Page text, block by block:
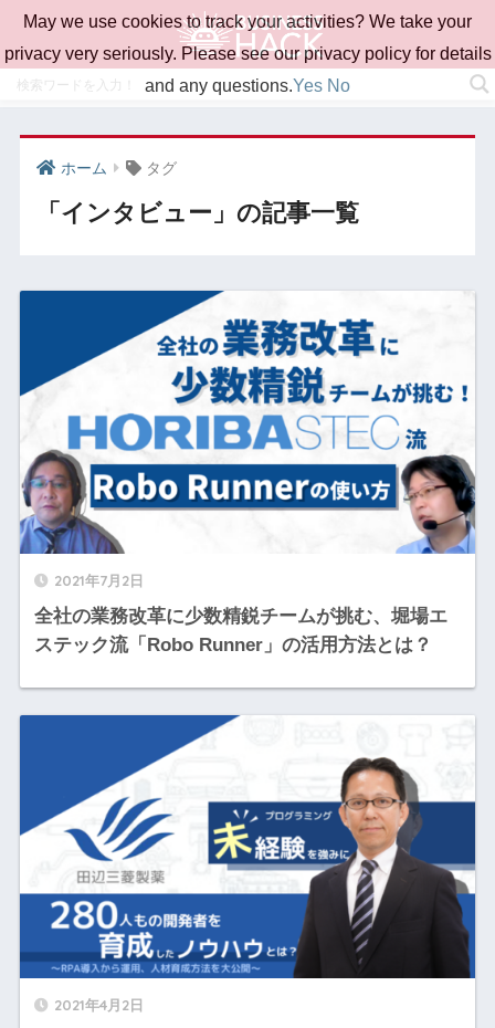
ホーム タグ
「インタビュー」の記事一覧
2021年7月2日
全社の業務改革に少数精鋭チームが挑む、堀場エ
ステック流「Robo Runner」の活用方法とは？
2021年4月2日
May we use cookies to track your activities? We take your
privacy very seriously. Please see our privacy policy for details
and any questions.Yes No